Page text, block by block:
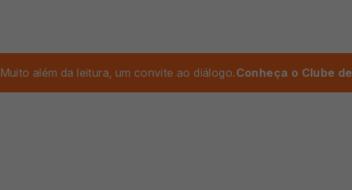
Muito além da leitura, um convite ao diálogo.Conheça o Clube